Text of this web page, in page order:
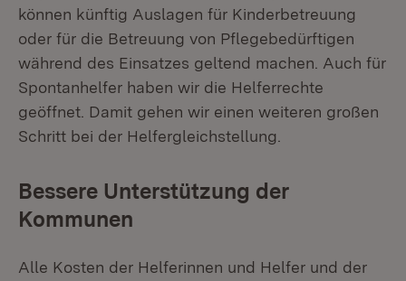
können künftig Auslagen für Kinderbetreuung
oder für die Betreuung von Pflegebedürftigen
während des Einsatzes geltend machen. Auch für
Spontanhelfer haben wir die Helferrechte
geöffnet. Damit gehen wir einen weiteren großen
Schritt bei der Helfergleichstellung.
Bessere Unterstützung der
Kommunen
Alle Kosten der Helferinnen und Helfer und der